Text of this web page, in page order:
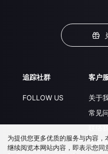
追踪社群
FOLLOW US
客户
关于
常见
升级
为提供您更多优质的服务与内容
继续阅览本网站内容，即表示您